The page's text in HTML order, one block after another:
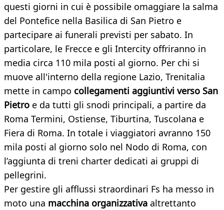
questi giorni in cui è possibile omaggiare la salma
del Pontefice nella Basilica di San Pietro e
partecipare ai funerali previsti per sabato. In
particolare, le Frecce e gli Intercity offriranno in
media circa 110 mila posti al giorno. Per chi si
muove all'interno della regione Lazio, Trenitalia
mette in campo collegamenti aggiuntivi verso San
Pietro e da tutti gli snodi principali, a partire da
Roma Termini, Ostiense, Tiburtina, Tuscolana e
Fiera di Roma. In totale i viaggiatori avranno 150
mila posti al giorno solo nel Nodo di Roma, con
l’aggiunta di treni charter dedicati ai gruppi di
pellegrini.
Per gestire gli afflussi straordinari Fs ha messo in
moto una macchina organizzativa altrettanto